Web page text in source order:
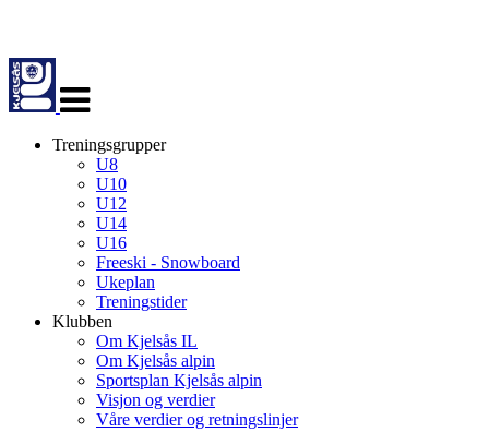
navigasjon
Treningsgrupper
U8
U10
U12
U14
U16
Freeski - Snowboard
Ukeplan
Treningstider
Klubben
Om Kjelsås IL
Om Kjelsås alpin
Sportsplan Kjelsås alpin
Visjon og verdier
Våre verdier og retningslinjer